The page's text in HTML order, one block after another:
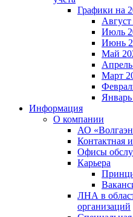
Графики на
Август
Июль
Июнь
Май
Март
Информация
О компании
АО
Контактная
Офисы
Карьера
ЛНА в
организаций